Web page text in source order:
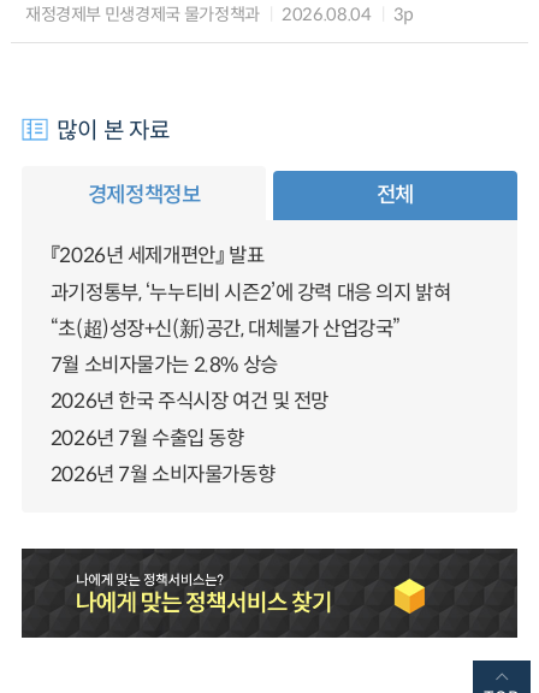
재정경제부 민생경제국 물가정책과 2026.08.04 3p
많이 본 자료
경제정책정보 전체
『2026년 세제개편안』 발표
과기정통부, ‘누누티비 시즌2’에 강력 대응 의지 밝혀
“초(超)성장+신(新)공간, 대체불가 산업강국”
7월 소비자물가는 2.8% 상승
2026년 한국 주식시장 여건 및 전망
2026년 7월 수출입 동향
2026년 7월 소비자물가동향